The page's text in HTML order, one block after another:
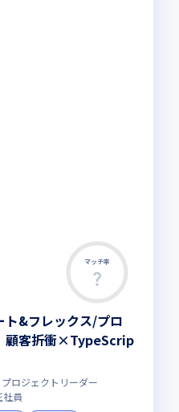
マッチ率
ト&フレックス/プロ
顧客折衝×TypeScrip
ロジェクトリーダー
社員